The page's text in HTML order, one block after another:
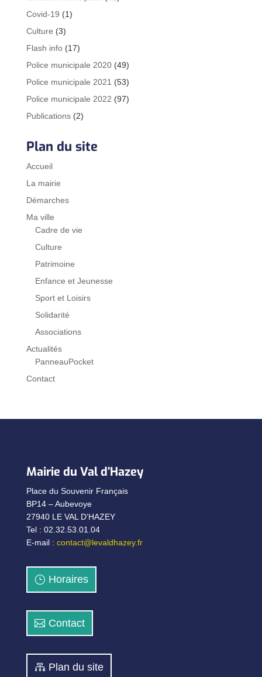
Covid-19 (1)
Culture (3)
Flash info(17)
Police municipale 2020(49)
Police municipale 2021 (53)
Police municipale 2022 (97)
Publications(2)
Plan du site
Accueil
La mairie
Démarches
Ma ville
Cadre de vie
Culture
Patrimoine
Enfance et Jeunesse
Sport et Loisirs
Solidarité
Associations
Actualités
PanneauPocket
Contact
Mairie du Val d’Hazey
Place du Souvenir Français
BP14 – Aubevoye
27940 LE VAL D’HAZEY
Tel : 02.32.53.01.04
E-mail : contact@levaldhazey.fr
Horaires
Contact
Plan du site